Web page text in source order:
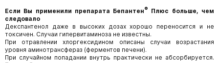
Если Вы применили препарата Бепантен®
Плюс больше, чем
следовало
Декспантенол даже в высоких дозах хорошо переносится и не
токсичен. Случаи гипервитаминоза не известны.
При отравлении хлоргексидином описаны случаи возрастания
уровня аминотрансфераз (ферментов печени).
При случайном попадании внутрь практически не абсорбируется.